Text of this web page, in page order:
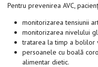
Pentru prevenirea AVC,
monitorizarea tensiunii
monitorizarea nivelului
tratarea la timp a bolilor
persoanele cu boală
alimentar dietic.